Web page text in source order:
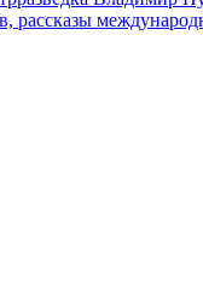
рассказы